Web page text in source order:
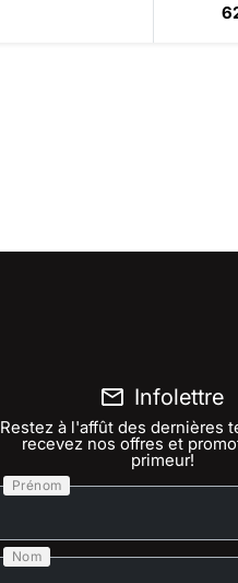
Infolettre
Restez à l'affût des dernières
recevez nos offres et
primeur!
Prénom
Nom